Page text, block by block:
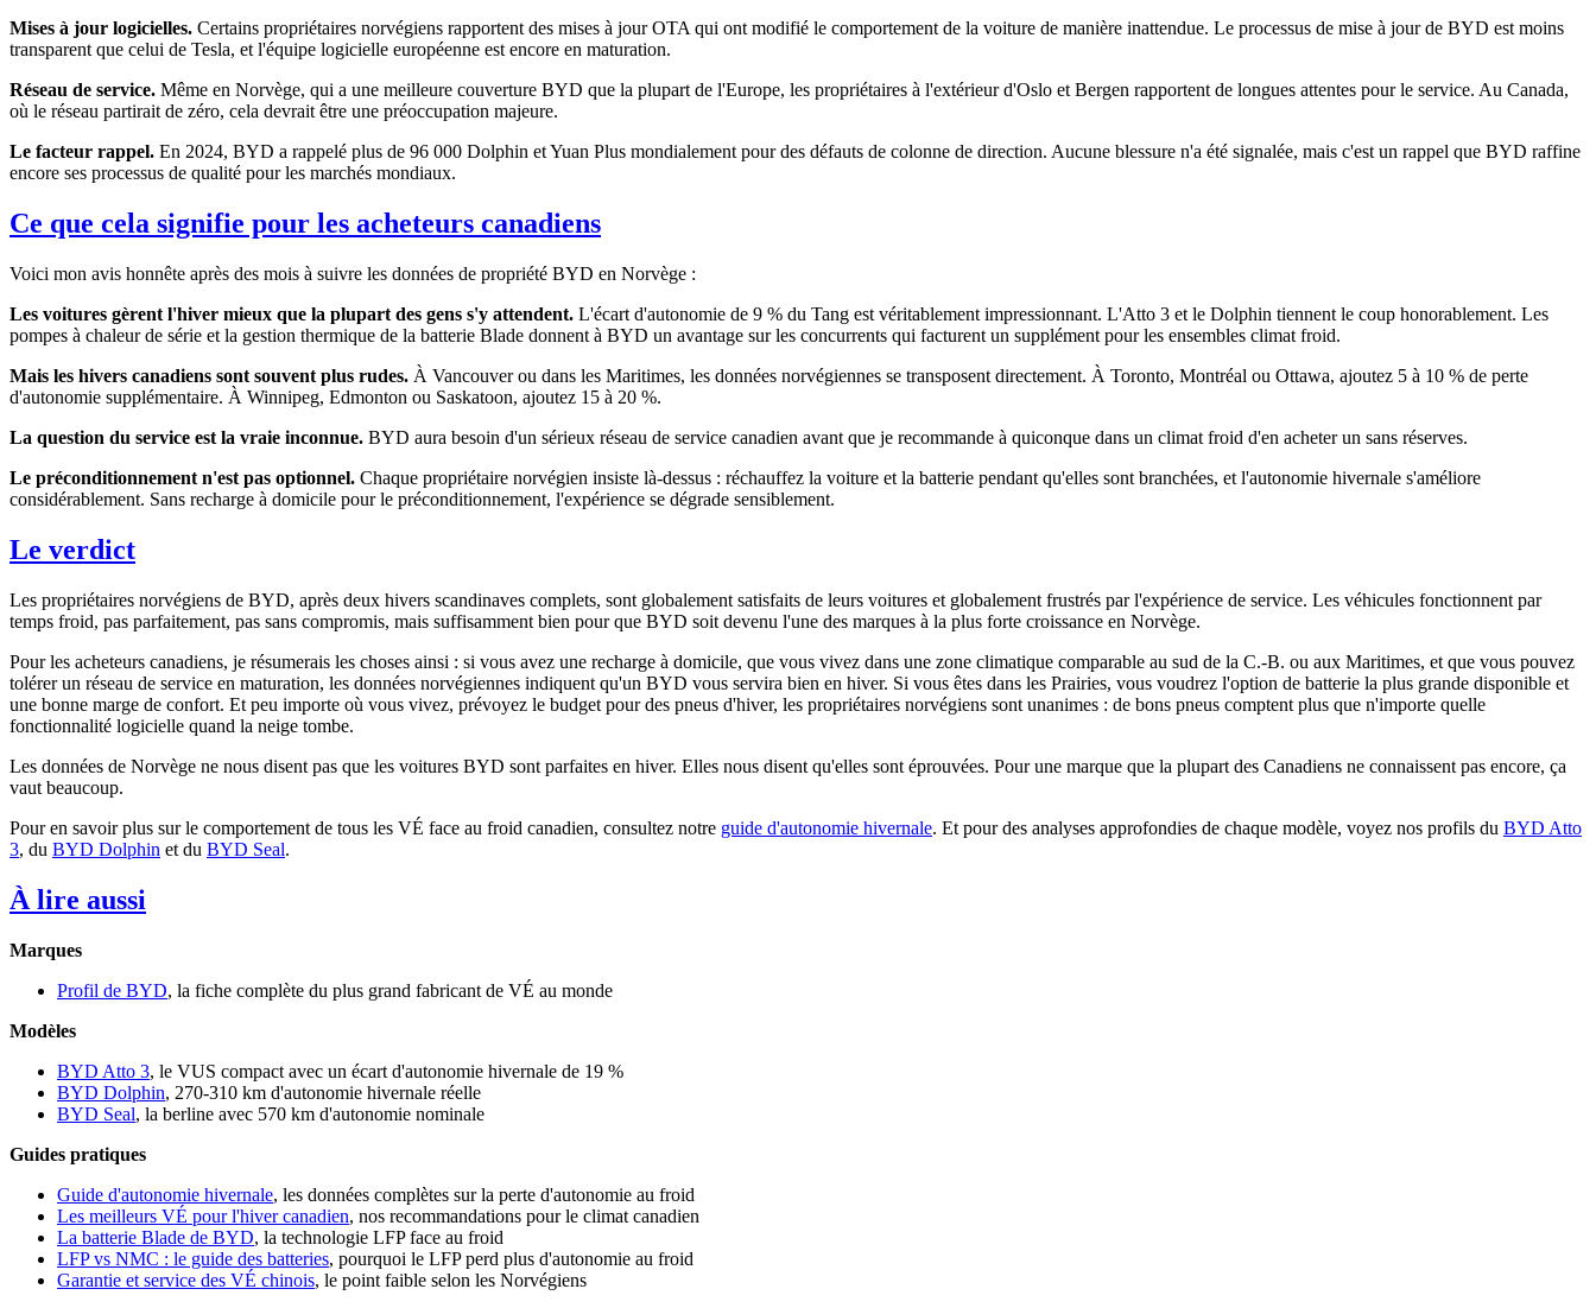
Mises à jour logicielles. Certains propriétaires norvégiens rapportent des mises à jour OTA qui ont modifié le comportement de la voiture de manière inattendue. Le processus de mise à jour de BYD est moins
transparent que celui de Tesla, et l'équipe logicielle européenne est encore en maturation.
Réseau de service. Même en Norvège, qui a une meilleure couverture BYD que la plupart de l'Europe, les propriétaires à l'extérieur d'Oslo et Bergen rapportent de longues attentes pour le service. Au Canada,
où le réseau partirait de zéro, cela devrait être une préoccupation majeure.
Le facteur rappel. En 2024, BYD a rappelé plus de 96 000 Dolphin et Yuan Plus mondialement pour des défauts de colonne de direction. Aucune blessure n'a été signalée, mais c'est un rappel que BYD raffine
encore ses processus de qualité pour les marchés mondiaux.
Ce que cela signifie pour les acheteurs canadiens
Voici mon avis honnête après des mois à suivre les données de propriété BYD en Norvège :
Les voitures gèrent l'hiver mieux que la plupart des gens s'y attendent. L'écart d'autonomie de 9 % du Tang est véritablement impressionnant. L'Atto 3 et le Dolphin tiennent le coup honorablement. Les
pompes à chaleur de série et la gestion thermique de la batterie Blade donnent à BYD un avantage sur les concurrents qui facturent un supplément pour les ensembles climat froid.
Mais les hivers canadiens sont souvent plus rudes. À Vancouver ou dans les Maritimes, les données norvégiennes se transposent directement. À Toronto, Montréal ou Ottawa, ajoutez 5 à 10 % de perte
d'autonomie supplémentaire. À Winnipeg, Edmonton ou Saskatoon, ajoutez 15 à 20 %.
La question du service est la vraie inconnue. BYD aura besoin d'un sérieux réseau de service canadien avant que je recommande à quiconque dans un climat froid d'en acheter un sans réserves.
Le préconditionnement n'est pas optionnel. Chaque propriétaire norvégien insiste là-dessus : réchauffez la voiture et la batterie pendant qu'elles sont branchées, et l'autonomie hivernale s'améliore
considérablement. Sans recharge à domicile pour le préconditionnement, l'expérience se dégrade sensiblement.
Le verdict
Les propriétaires norvégiens de BYD, après deux hivers scandinaves complets, sont globalement satisfaits de leurs voitures et globalement frustrés par l'expérience de service. Les véhicules fonctionnent par
temps froid, pas parfaitement, pas sans compromis, mais suffisamment bien pour que BYD soit devenu l'une des marques à la plus forte croissance en Norvège.
Pour les acheteurs canadiens, je résumerais les choses ainsi : si vous avez une recharge à domicile, que vous vivez dans une zone climatique comparable au sud de la C.-B. ou aux Maritimes, et que vous pouvez
tolérer un réseau de service en maturation, les données norvégiennes indiquent qu'un BYD vous servira bien en hiver. Si vous êtes dans les Prairies, vous voudrez l'option de batterie la plus grande disponible et
une bonne marge de confort. Et peu importe où vous vivez, prévoyez le budget pour des pneus d'hiver, les propriétaires norvégiens sont unanimes : de bons pneus comptent plus que n'importe quelle
fonctionnalité logicielle quand la neige tombe.
Les données de Norvège ne nous disent pas que les voitures BYD sont parfaites en hiver. Elles nous disent qu'elles sont éprouvées. Pour une marque que la plupart des Canadiens ne connaissent pas encore, ça
vaut beaucoup.
Pour en savoir plus sur le comportement de tous les VÉ face au froid canadien, consultez notre guide d'autonomie hivernale. Et pour des analyses approfondies de chaque modèle, voyez nos profils du BYD Atto
3, du BYD Dolphin et du BYD Seal.
À lire aussi
Marques
Profil de BYD, la fiche complète du plus grand fabricant de VÉ au monde
Modèles
BYD Atto 3, le VUS compact avec un écart d'autonomie hivernale de 19 %
BYD Dolphin, 270-310 km d'autonomie hivernale réelle
BYD Seal, la berline avec 570 km d'autonomie nominale
Guides pratiques
Guide d'autonomie hivernale, les données complètes sur la perte d'autonomie au froid
Les meilleurs VÉ pour l'hiver canadien, nos recommandations pour le climat canadien
La batterie Blade de BYD, la technologie LFP face au froid
LFP vs NMC : le guide des batteries, pourquoi le LFP perd plus d'autonomie au froid
Garantie et service des VÉ chinois, le point faible selon les Norvégiens